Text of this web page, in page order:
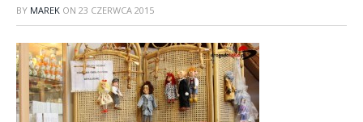
BY MAREK ON 23 CZERWCA 2015